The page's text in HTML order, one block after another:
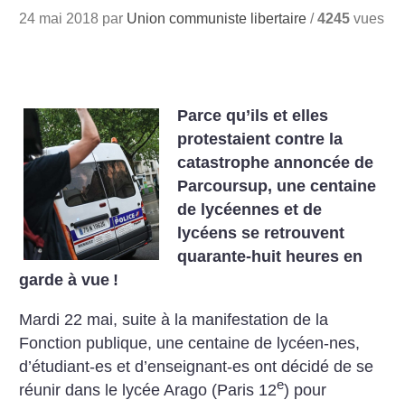
24 mai 2018 par Union communiste libertaire /4245 vues
Parce qu’ils et elles
protestaient contre la
catastrophe annoncée de
Parcoursup, une centaine
de lycéennes et de
lycéens se retrouvent
quarante-huit heures en
garde à vue !
Mardi 22 mai, suite à la manifestation de la
Fonction publique, une centaine de lycéen-nes,
d’étudiant-es et d’enseignant-es ont décidé de se
réunir dans le lycée Arago (Paris 12e) pour